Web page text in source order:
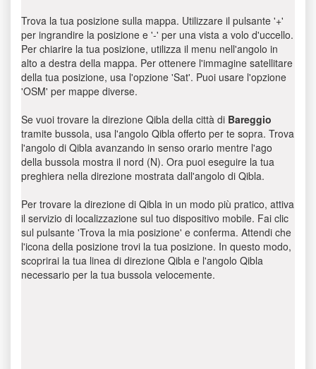
Trova la tua posizione sulla mappa. Utilizzare il pulsante '+'
per ingrandire la posizione e '-' per una vista a volo d'uccello.
Per chiarire la tua posizione, utilizza il menu nell'angolo in
alto a destra della mappa. Per ottenere l'immagine satellitare
della tua posizione, usa l'opzione 'Sat'. Puoi usare l'opzione
'OSM' per mappe diverse.
Se vuoi trovare la direzione Qibla della città di Bareggio
tramite bussola, usa l'angolo Qibla offerto per te sopra. Trova
l'angolo di Qibla avanzando in senso orario mentre l'ago
della bussola mostra il nord (N). Ora puoi eseguire la tua
preghiera nella direzione mostrata dall'angolo di Qibla.
Per trovare la direzione di Qibla in un modo più pratico, attiva
il servizio di localizzazione sul tuo dispositivo mobile. Fai clic
sul pulsante 'Trova la mia posizione' e conferma. Attendi che
l'icona della posizione trovi la tua posizione. In questo modo,
scoprirai la tua linea di direzione Qibla e l'angolo Qibla
necessario per la tua bussola velocemente.